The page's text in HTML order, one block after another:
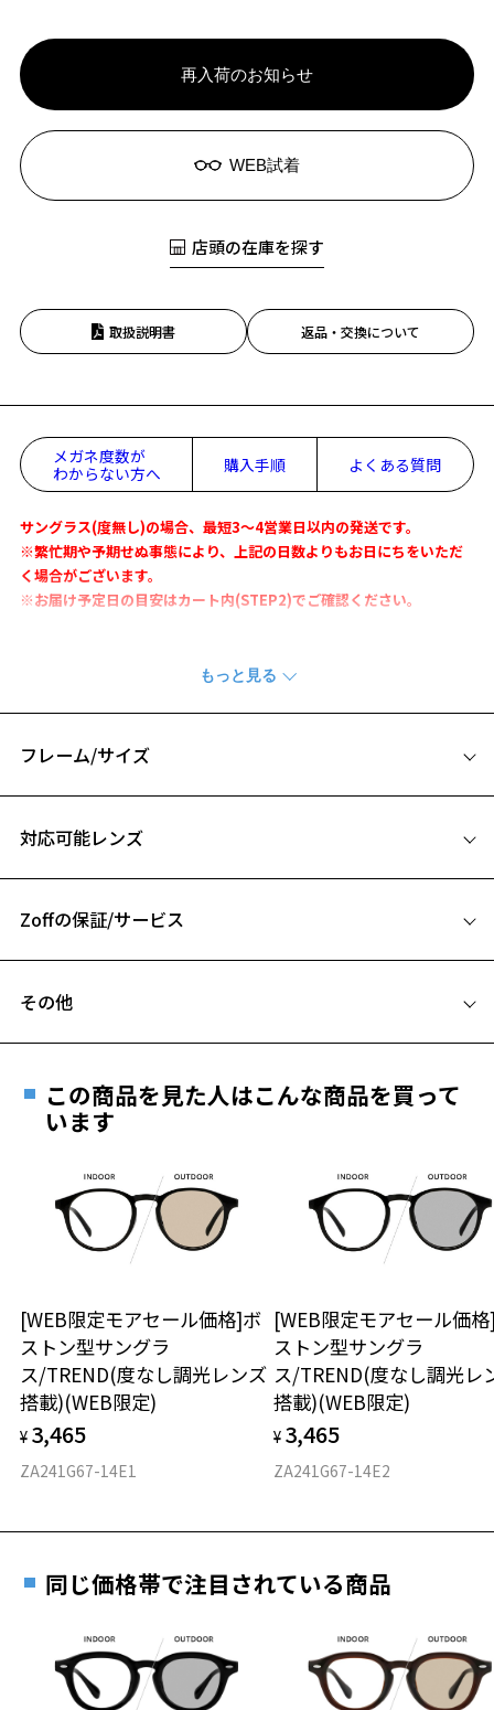
再入荷のお知らせ
WEB試着
店頭の在庫を探す
取扱説明書 返品・交換について
メガネ度数が
わからない方へ
購入手順 よくある質問
サングラス(度無し)の場合、最短3～4営業日以内の発送です。
※繁忙期や予期せぬ事態により、上記の日数よりもお日にちをいただ
く場合がございます。
※お届け予定日の目安はカート内(STEP2)でご確認ください。
機能性もあってドライブやアウトドアでも気軽に使えるサングラス。
※柄や色味の出方に個体差があり、画像と異なる場合がございます。
サングラスページをみる
※サングラスの度付きは追加料金がかかります。
後、レンズオプションでカラーをお選びください。
品名：偏光サングラス
レンズ枠の材質：プラスチック(塗装)
紫外線透過率：0.1%以下 (紫外線カット率：99.9%以上)
レンズカラー：Gray POLA / グレー系
使用上の注意：高温のところに置いたり、傷をつけるような金属と一
＜実店舗でサングラスまたはパッケージ商品等のレンズ交換について
2024年3月1日から、店頭に商品をお持ち込みいただいて、レンズ交換
をされる場合は、レンズ代金の他に3,300円(税込)の加工賃を追加で頂
入した商品本体と発送日がわかる【商品発送メール】を店頭スタッフ
にご提示いだければ、初回に限り加工賃はかかりませんので、必ずス
タッフにご提示ください。
商品発送から6か月を過ぎた場合、又はお客様からの【商品発送メー
ル】のご提示が無かった場合、レンズ代金の他に加工賃として3,300
円(税込)を頂戴いたしますので、予めご了承ください。
フレーム/サイズ
B ブリッジ(鼻部分)の横幅：21mm
仕上がり寸法
D 仕上がりの横幅：約152mm
E 仕上がりの縦幅：約49mm
※メガネ：デモレンズを外した重さ
タイプ
対応可能レンズ
フレームとレンズの合計料金を知りたい方へ
Zoffの保証/サービス
安心1 フレーム１年間品質保証
日または発送日より１年間修理又は交換させて頂
きます。
※保証期間内に交換が行われた場合、保証期間は初期の期間から
延長されません。
安心2 視力測定無料
視力の変化を早めに発見するために、定期的な視
力測定をおすすめいたします。
安心3 かかり具合調整無料
もっと見る
その他
ご希望のお客さまは、「レンズ交換券」をお選びのうえ、
最寄りのZoff実店舗にてレンズをお買い求めください。
※サングラスやパッケージ品では「レンズ交換券」はお選び
談ください。
オンラインストアでフレームのみ購入して、
実店舗で度付きにできます
ご購入時に「レンズ交換券」をお選びいただくと、実店舗で
度数を測定のうえ、度付きレンズ（標準セットレンズ）へ無
料交換いただけます。
詳しくはこちら
その際は記入用紙をダウンロードしてお使いください。
ダウンロード
この商品を見た人はこんな商品を買って
います
[WEB限定モアセール価格]ボ
ストン型サングラ
ス/TREND(度なし調光レンズ
搭載)(WEB限定)
¥ 3,465
ZA241G67-14E1
[WEB限定モアセール価
ストン型サングラ
ス/TREND(度なし調光レ
搭載)(WEB限定)
¥ 3,465
ZA241G67-14E2
同じ価格帯で注目されている商品